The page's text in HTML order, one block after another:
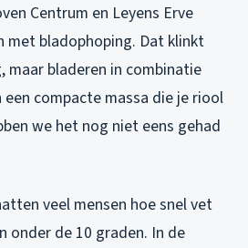
Centrum en Leyens Erve
met bladophoping. Dat klinkt
maar bladeren in combinatie
compacte massa die je riool
we het nog niet eens gehad
veel mensen hoe snel vet
de 10 graden. In de